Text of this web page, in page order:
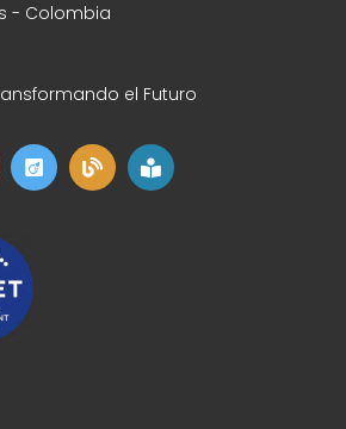
- Colombia
el Futuro